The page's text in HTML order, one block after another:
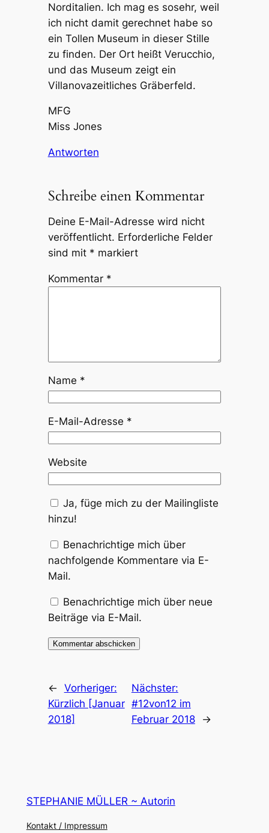
Norditalien. Ich mag es sosehr, weil
ich nicht damit gerechnet habe so
ein Tollen Museum in dieser Stille
zu finden. Der Ort heißt Verucchio,
und das Museum zeigt ein
Villanovazeitliches Gräberfeld.
MFG
Miss Jones
Antworten
Schreibe einen Kommentar
Deine E-Mail-Adresse wird nicht
veröffentlicht. Erforderliche Felder
sind mit * markiert
Kommentar *
Name *
E-Mail-Adresse *
Website
Ja, füge mich zu der Mailingliste
hinzu!
Benachrichtige mich über
nachfolgende Kommentare via E-
Mail.
Benachrichtige mich über neue
Beiträge via E-Mail.
← Vorheriger:
Kürzlich [Januar
2018]
Nächster:
#12von12 im
Februar 2018
→
STEPHANIE MÜLLER ~ Autorin
Kontakt / Impressum